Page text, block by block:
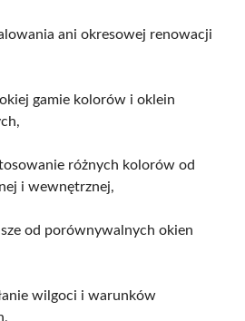
ani okresowej renowacji
gamie kolorów i oklein
różnych kolorów od
i wewnętrznej,
od porównywalnych okien
wilgoci i warunków